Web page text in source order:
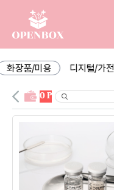
화장품/미용 디지털/가전
0 P